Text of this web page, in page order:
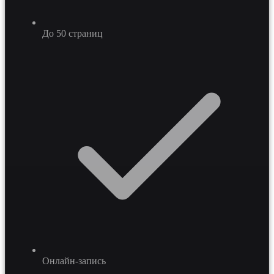
До 50 страниц
Онлайн-запись